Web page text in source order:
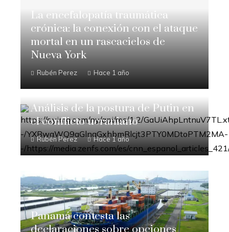
La encefalopatía traumática
crónica: la conexión con el ataque
mortal en un rascacielos de
Nueva York
Rubén Perez Hace 1 año
Análisis de la postura de Putin en
el conflicto ucraniano
Rubén Perez Hace 1 año
Panamá contesta las
declaraciones sobre opciones